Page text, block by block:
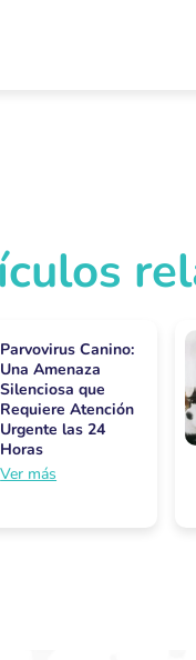
Parvovirus Canino:
Una Amenaza
Silenciosa que
Requiere Atención
Urgente las 24
Horas
Ver más